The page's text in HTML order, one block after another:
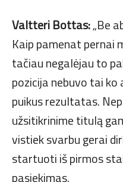
Valtteri Bottas:„Be
Kaip pamenat pernai
tačiau negalėjau to
pozicija nebuvo tai
puikus rezultatas.
užsitikrinime titulą
vistiek svarbu gerai
startuoti iš pirmos
pasiekimas.